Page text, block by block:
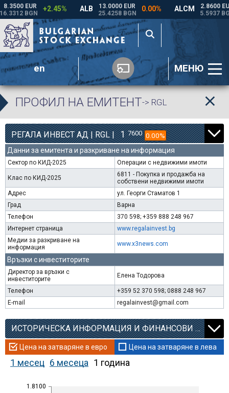
en МЕНЮ
ПРОФИЛ НА ЕМИТЕНТ-> RGL
РЕГАЛА ИНВЕСТ АД | RGL | 1 7600 0.00%
Данни за емитента и разкриване на информация
Сектор по КИД-2025 Операции с недвижими имоти
Клас по КИД-2025
6811 - Покупка и продажба на
собствени недвижими имоти
Адрес
ул. Георги Стаматов 1
Град
Варна
Телефон
370 598; +359 888 248 967
Интернет страница
www.regalainvest.bg
Медии за разкриване на
информация
www.x3news.com
Връзки с инвеститорите
Директор за връзки с
инвеститорите
Елена Тодорова
Телефон
+359 52 370 598; 0888 248 967
E-mail
regalainvest@gmail.com
ИСТОРИЧЕСКА ИНФОРМАЦИЯ И ФИНАНСОВИ КОЕФИЦИЕНТИ
Цена на затваряне в евро Цена на затваряне в лева
1 месец 6 месеца 1 година
1.8100